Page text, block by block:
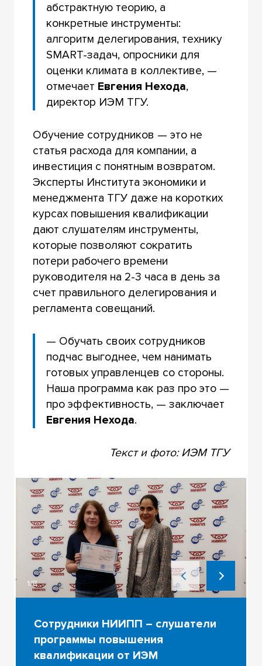
абстрактную теорию, а
конкретные инструменты:
алгоритм делегирования, технику
SMART-задач, опросники для
оценки климата в коллективе, —
отмечает Евгения Нехода,
директор ИЭМ ТГУ.
Обучение сотрудников — это не
статья расхода для компании, а
инвестиция с понятным возвратом.
Эксперты Института экономики и
менеджмента ТГУ даже на коротких
курсах повышения квалификации
дают слушателям инструменты,
которые позволяют сократить
потери рабочего времени
руководителя на 2-3 часа в день за
счет правильного делегирования и
регламента совещаний.
— Обучать своих сотрудников
подчас выгоднее, чем нанимать
готовых управленцев со стороны.
Наша программа как раз про это —
про эффективность, — заключает
Евгения Нехода.
Текст и фото: ИЭМ ТГУ
1/8
Сотрудники НИИПП – слушатели
программы повышения
квалификации от ИЭМ